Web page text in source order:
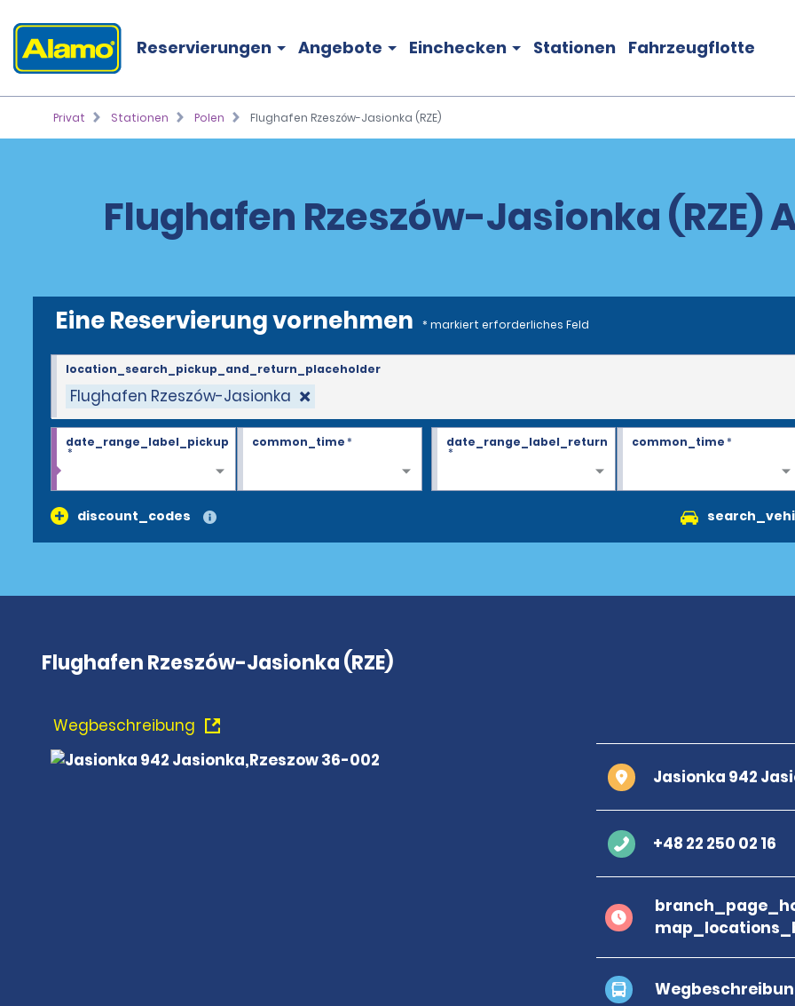
Reservierungen Angebote Einchecken Stationen Fahrzeugflotte
Privat Stationen Polen Flughafen Rzeszów-Jasionka (RZE)
Flughafen Rzeszów-Jasionka
Eine Reservierung vornehmen * markiert erforderliches Feld
Flughafen Rzeszów-Jasionka
location_search_pickup_and_return_placeholder
date_range_label_pickup
*
common_time* date_range_label_return
*
common_time*
discount_codes
Flughafen Rzeszów-Jasionka (RZE)
Wegbeschreibung
Jasionka 942
+48 22 250 02 16